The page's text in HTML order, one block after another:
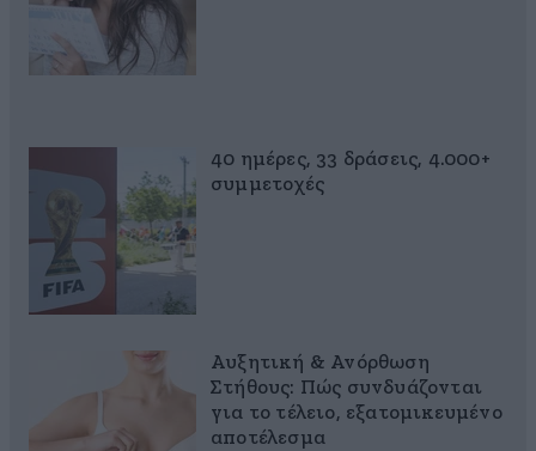
40 ημέρες, 33 δράσεις, 4.000+
συμμετοχές
Αυξητική & Ανόρθωση
Στήθους: Πώς συνδυάζονται
για το τέλειο, εξατομικευμένο
αποτέλεσμα